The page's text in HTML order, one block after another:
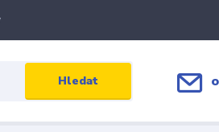
Hledat